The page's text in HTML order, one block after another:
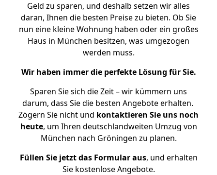
Geld zu sparen, und deshalb setzen wir alles
daran, Ihnen die besten Preise zu bieten. Ob Sie
nun eine kleine Wohnung haben oder ein großes
Haus in München besitzen, was umgezogen
werden muss.
Wir haben immer die perfekte Lösung für Sie.
Sparen Sie sich die Zeit – wir kümmern uns
darum, dass Sie die besten Angebote erhalten.
Zögern Sie nicht und kontaktieren Sie uns noch
heute, um Ihren deutschlandweiten Umzug von
München nach Gröningen zu planen.
Füllen Sie jetzt das Formular aus, und erhalten
Sie kostenlose Angebote.